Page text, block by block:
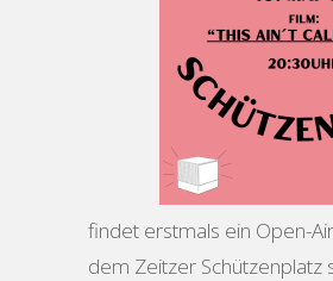
findet erstmals ein Open-
dem Zeitzer Schützenplatz